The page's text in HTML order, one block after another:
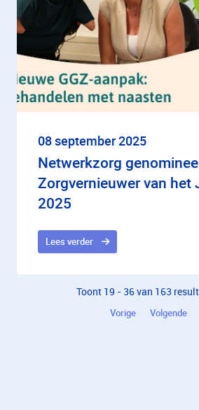
08 september 2025
Netwerkzorg
Zorgvernieuwer van het
2025
Lees verder
Toont 19 - 36 van 163
Vorige Volgende